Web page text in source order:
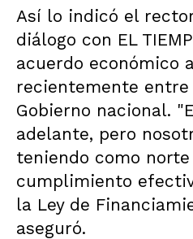
Así lo indicó el
diálogo con EL
acuerdo económico
recientemente
Gobierno nacional.
adelante, pero
teniendo como
cumplimiento
la Ley de
aseguró.